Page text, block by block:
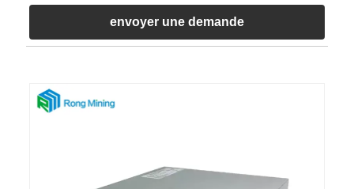
envoyer une demande